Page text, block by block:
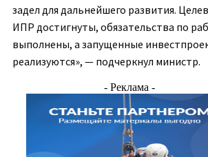
задел для дальнейшего развития.
ИПР достигнуты, обязательства по
выполнены, а запущенные
реализуются», — подчеркнул министр.
- Реклама -